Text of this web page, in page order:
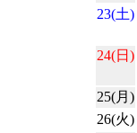
23(土)
24(日)
25(月)
26(火)